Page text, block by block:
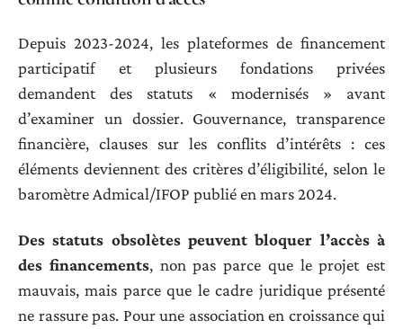
Depuis 2023-2024, les plateformes de financement
participatif et plusieurs fondations privées
demandent des statuts « modernisés » avant
d’examiner un dossier. Gouvernance, transparence
financière, clauses sur les conflits d’intérêts : ces
éléments deviennent des critères d’éligibilité, selon le
baromètre Admical/IFOP publié en mars 2024.
Des statuts obsolètes peuvent bloquer l’accès à
des financements, non pas parce que le projet est
mauvais, mais parce que le cadre juridique présenté
ne rassure pas. Pour une association en croissance qui